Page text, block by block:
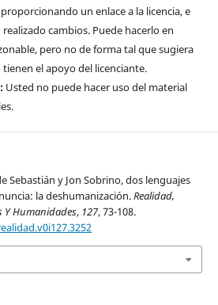
un enlace a la licencia, e
cambios. Puede hacerlo en
pero no de forma tal que sugiera
el apoyo del licenciante.
Usted no puede hacer uso del material
Sebastián y Jon Sobrino, dos lenguajes
la deshumanización.Realidad,
Y Humanidades, 127, 73-108.